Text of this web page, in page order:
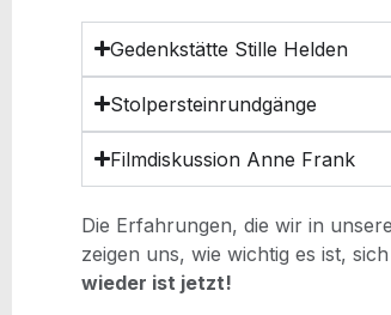
Gedenk­stät­te Stil­le Helden
Stolpersteinrundgänge
Film­dis­kus­si­on Anne Frank
Die Erfah­run­gen, die wir in
zei­gen uns, wie wich­tig es ist,
wie­der ist jetzt!